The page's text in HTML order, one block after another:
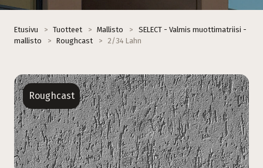
Etusivu > Tuotteet > Mallisto >
SELECT - Valmis muottimatriisi -
mallisto
> Roughcast > 2/34 Lahn
Roughcast